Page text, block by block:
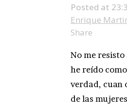
Posted at
Enrique
Share
No me resisto
he reído
verdad, cuan
de las